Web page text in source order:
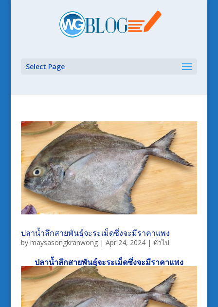
Select Page
ปลาน้ำลึกสายพันธุ์จะระเม็ดซึ่งจะมีราคาแพง
by maysasongkranwong| Apr 24, 2024| ทั่วไป
ปลาน้ำลึกสายพันธุ์จะระเม็ดซึ่งจะมีราคาแพง